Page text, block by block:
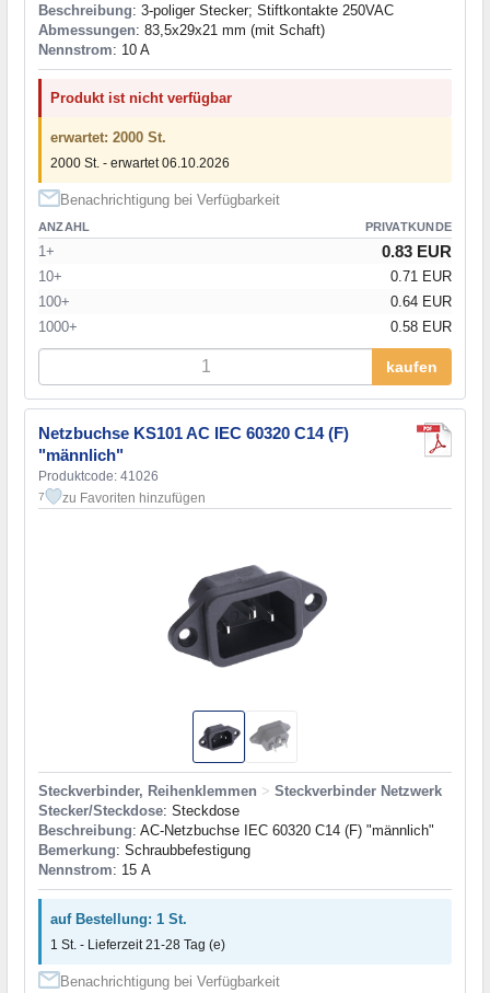
Beschreibung: 3-poliger Stecker; Stiftkontakte 250VAC
Abmessungen: 83,5x29x21 mm (mit Schaft)
Nennstrom: 10 A
Produkt ist nicht verfügbar
erwartet: 2000 St.
2000 St. - erwartet 06.10.2026
Benachrichtigung bei Verfügbarkeit
ANZAHL PRIVATKUNDE
1+ 0.83 EUR
10+
0.71 EUR
100+
0.64 EUR
1000+
0.58 EUR
kaufen
Netzbuchse KS101 AC IEC 60320 C14 (F)
"männlich"
Produktcode: 41026
7 zu Favoriten hinzufügen
Steckverbinder, Reihenklemmen > Steckverbinder Netzwerk
Stecker/Steckdose: Steckdose
Beschreibung: AC-Netzbuchse IEC 60320 C14 (F) "männlich"
Bemerkung: Schraubbefestigung
Nennstrom: 15 А
auf Bestellung: 1 St.
1 St. - Lieferzeit 21-28 Tag (e)
Benachrichtigung bei Verfügbarkeit